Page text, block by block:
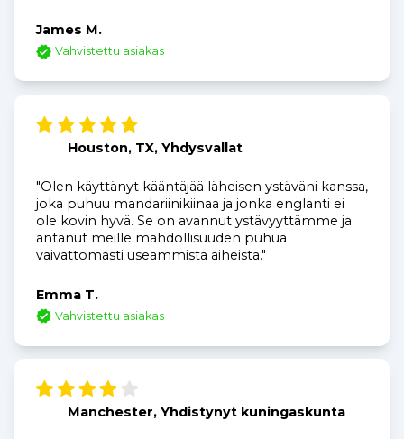
James M.
Vahvistettu asiakas
Houston, TX, Yhdysvallat
"Olen käyttänyt kääntäjää läheisen ystäväni kanssa,
joka puhuu mandariinikiinaa ja jonka englanti ei
ole kovin hyvä. Se on avannut ystävyyttämme ja
antanut meille mahdollisuuden puhua
vaivattomasti useammista aiheista."
Emma T.
Vahvistettu asiakas
Manchester, Yhdistynyt kuningaskunta